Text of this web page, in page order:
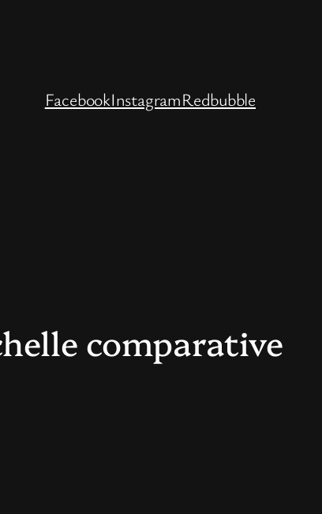
FacebookInstagramRedbubble
comparative